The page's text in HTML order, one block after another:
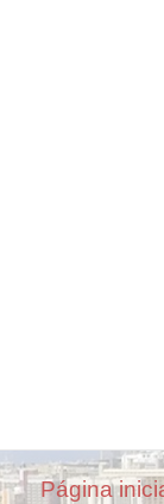
Página